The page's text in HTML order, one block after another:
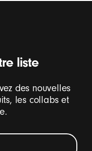
liste
des nouvelles
les collabs et